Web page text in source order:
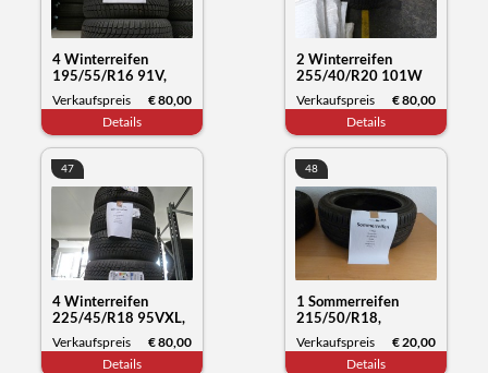
4 Winterreifen
195/55/R16 91V,
Sunny NC501, Datum
50/23
Verkaufspreis
€ 80,00
Details
2 Winterreifen
255/40/R20 101W
XL, Hankook Winter
i*cept, Datum 29/22
Verkaufspreis
€ 80,00
Details
47
4 Winterreifen
225/45/R18 95VXL,
Nokian Tyres WR
snowproof, Datum
Verkaufspreis
€ 80,00
Details
48
1 Sommerreifen
215/50/R18,
Bridgestone Turanza,
Datum 44/20
Verkaufspreis
€ 20,00
Details